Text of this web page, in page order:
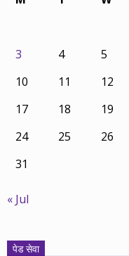
3
4 5
10
11 12
17
18 19
24
25 26
31
« Jul
पेड सेवा